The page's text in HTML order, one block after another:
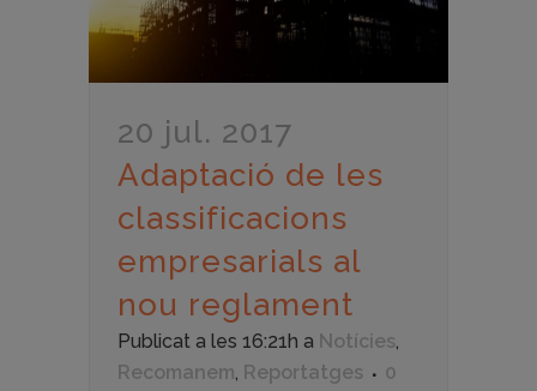
20 jul. 2017
Adaptació de les
classificacions
empresarials al
nou reglament
Publicat a les 16:21h a Notícies,
Recomanem, Reportatges
0